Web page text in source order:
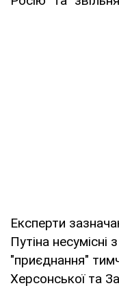
Експерти
Путіна несумісні
"приєднання"
Херсонської та